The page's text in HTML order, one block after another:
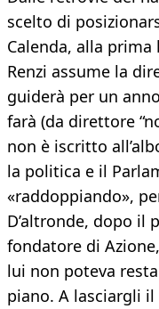
scelto di
Calenda, alla
Renzi assume la
guiderà per un
farà (da direttore
non è iscritto
la politica e il
«raddoppiando»,
D’altronde, dopo il
fondatore di
lui non poteva
piano. A lasciargli